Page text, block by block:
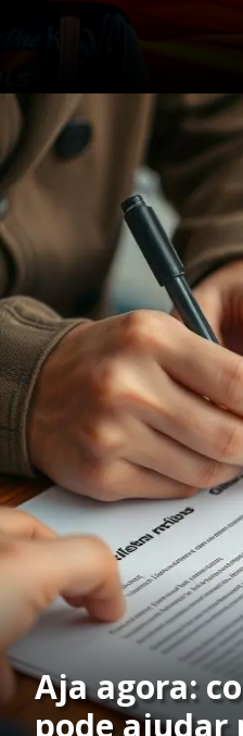
Opening
Aja agora:
pode ajudar